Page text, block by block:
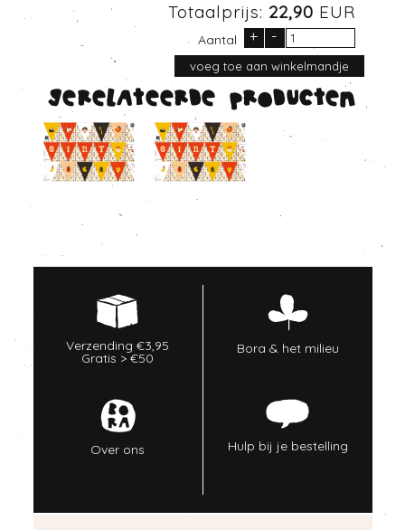
Totaalprijs: 22,90 EUR
Aantal + -
Gerelateerde producten
Verzending €3,95
Gratis > €50
Bora & het milieu
Over ons Hulp bij je bestelling